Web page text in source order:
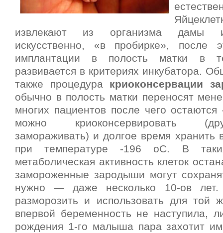
извлекают из организма дамы и
искусственно, «в пробирке», после
имплантации в полость матки в
развивается в критериях инкубатора.
также процедура криоконсервации
обычно в полость матки переносят
многих пациентов после чего
можно криоконсервировать
замораживать) и долгое время хранить
при температуре -196 оС. В
метаболическая активность клеток
замороженные зародыши могут
нужно — даже несколько 10-ов
разморозить и использовать для той
впервой беременность не наступила,
рождения 1-го малыша пара захотит